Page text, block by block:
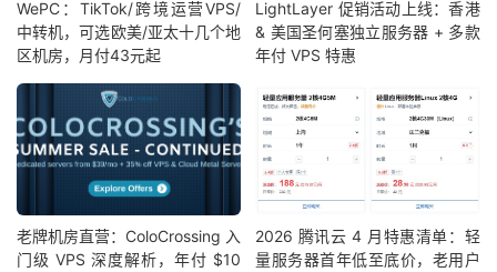
WePC：TikTok/跨境运营VPS/
中转机，可选欧美/亚太十几个地
区机房，月付43元起
LightLayer 促销活动上线：香港
& 美国圣何塞独立服务器 + 多款
年付 VPS 特惠
老牌机房直营：ColoCrossing 入
门级 VPS 深度解析，年付 $10
2026 腾讯云 4 月特惠清单：轻
量服务器首年低至底价，老用户